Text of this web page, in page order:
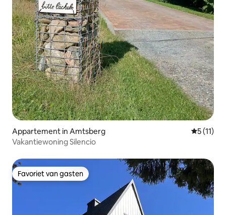
Appartement in Amtsberg
5 (11)
Vakantiewoning Silencio
Favoriet van gasten
Favoriet van gasten